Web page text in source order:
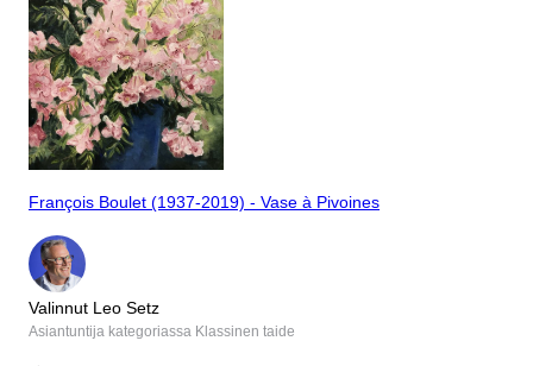
François Boulet (1937-2019) - Vase à Pivoines
Valinnut Leo Setz
Asiantuntija kategoriassa Klassinen taide